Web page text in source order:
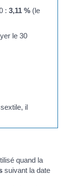
: 3,11 %(le
le 30
il
quand la
suivant la date